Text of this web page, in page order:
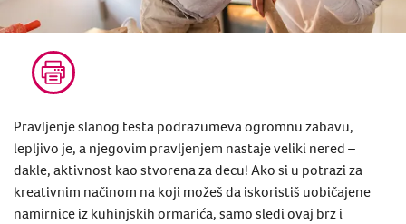
Pravljenje slanog testa podrazumeva ogromnu zabavu,
lepljivo je, a njegovim pravljenjem nastaje veliki nered –
dakle, aktivnost kao stvorena za decu! Ako si u potrazi za
kreativnim načinom na koji možeš da iskoristiš uobičajene
namirnice iz kuhinjskih ormarića, samo sledi ovaj brz i